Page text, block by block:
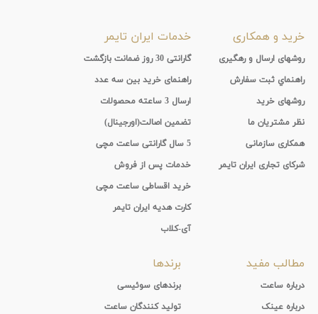
بند
خرید و همکاری
روشهای ارسال و رهگیری
راهنماي ثبت سفارش
روشهای خرید
نظر مشتریان ما
همکاری سازمانی
شرکای تجاری ایران تایمر
خدمات ایران تایمر
گارانتی 30 روز ضمانت بازگشت
راهنمای خرید بین سه عدد
ارسال 3 ساعته محصولات
تضمین اصالت(اورجینال)
5 سال گارانتی ساعت مچی
خدمات پس از فروش
خرید اقساطی ساعت مچی
کارت هدیه ایران تایمر
آی-کلاب
مطالب مفید
درباره ساعت
درباره عینک
برندها
برندهای سوئیسی
تولید کنندگان ساعت